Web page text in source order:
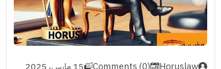
Horuslaw
Comments (0) 15 مارس، 2025